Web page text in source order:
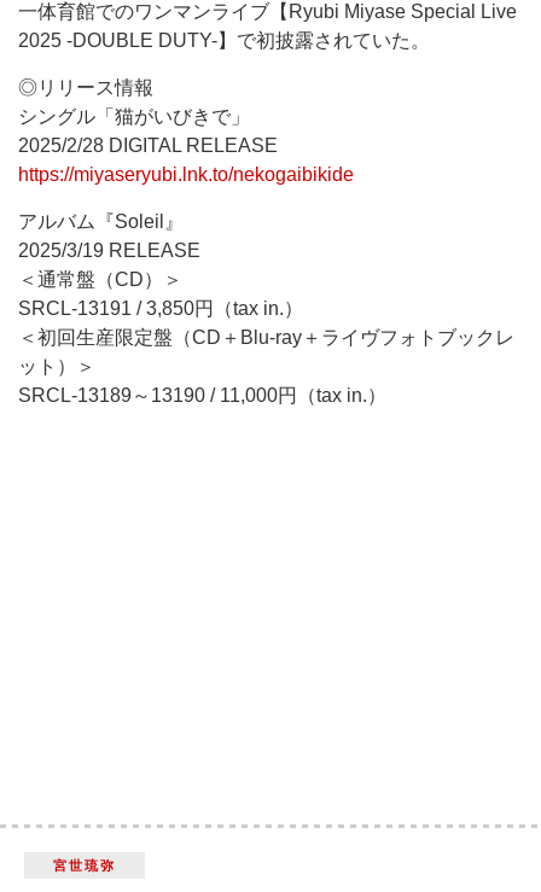
一体育館でのワンマンライブ【Ryubi Miyase Special Live
2025 -DOUBLE DUTY-】で初披露されていた。
◎リリース情報
シングル「猫がいびきで」
2025/2/28 DIGITAL RELEASE
https://miyaseryubi.lnk.to/nekogaibikide
アルバム『Soleil』
2025/3/19 RELEASE
＜通常盤（CD）＞
SRCL-13191 / 3,850円（tax in.）
＜初回生産限定盤（CD＋Blu-ray＋ライヴフォトブックレ
ット）＞
SRCL-13189～13190 / 11,000円（tax in.）
宮世琉弥